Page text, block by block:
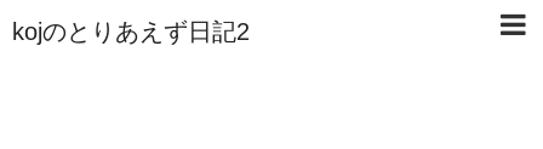
kojのとりあえず日記2